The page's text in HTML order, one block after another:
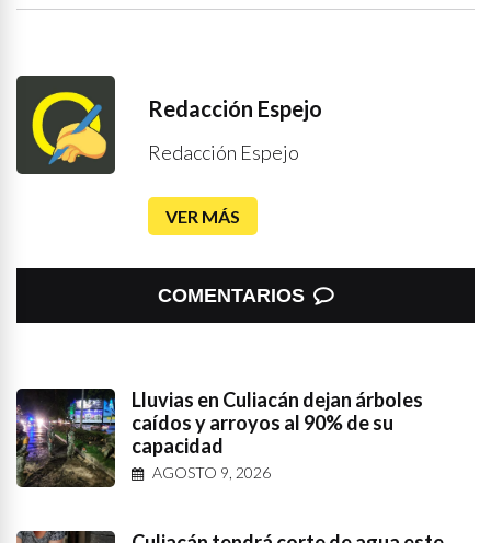
Redacción Espejo
Redacción Espejo
VER MÁS
COMENTARIOS
Lluvias en Culiacán dejan árboles
caídos y arroyos al 90% de su
capacidad
AGOSTO 9, 2026